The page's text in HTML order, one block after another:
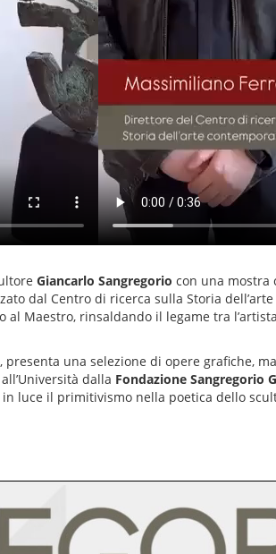
Giancarlo Sangregorio con una mostra
dal Centro di ricerca sulla Storia
Maestro, rinsaldando il legame tra
, presenta una selezione di opere grafiche,
dalla Fondazione Sangregorio
luce il primitivismo nella poetica dello